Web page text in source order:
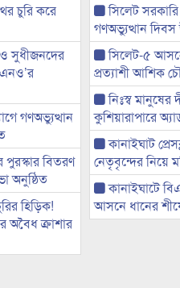
চুরি করে
সুধীজনদের
গণঅভ্যুত্থান
পুরস্কার বিতরণ
অনুষ্ঠিত
হিড়িক!
অবৈধ ক্রাশার
সিলেট
গণঅভ্যুত্থান
সিলেট-৫
প্রত্যাশী আশিক
নিঃস্ব মানুষের
কুশিয়ারাপারে
কানাইঘাট
নেতৃবৃন্দের নিয়ে
কানাইঘাটে
আসনে ধানের